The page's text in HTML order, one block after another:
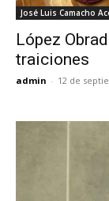
José Luis Camacho
López
traiciones
admin - 12 de